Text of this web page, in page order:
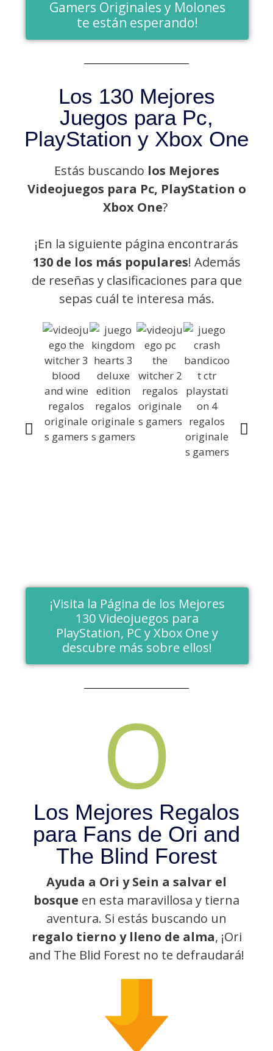
Gamers Originales y Molones
te están esperando!
Los 130 Mejores
Juegos para Pc,
PlayStation y Xbox One
Estás buscando los Mejores
Videojuegos para Pc, PlayStation o
Xbox One?
¡En la siguiente página encontrarás
130 de los más populares! Además
de reseñas y clasificaciones para que
sepas cuál te interesa más.
¡Visita la Página de los Mejores
130 Videojuegos para
PlayStation, PC y Xbox One y
descubre más sobre ellos!
O
Los Mejores Regalos
para Fans de Ori and
The Blind Forest
Ayuda a Ori y Sein a salvar el
bosque en esta maravillosa y tierna
aventura. Si estás buscando un
regalo tierno y lleno de alma, ¡Ori
and The Blid Forest no te defraudará!